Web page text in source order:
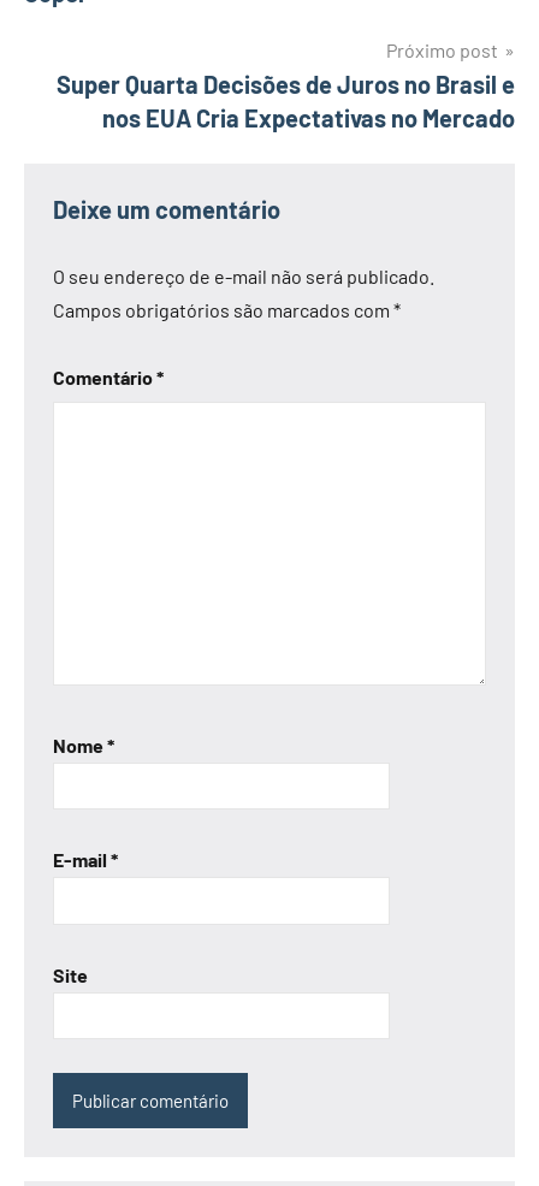
Próximo post
Super Quarta Decisões de Juros no Brasil e
nos EUA Cria Expectativas no Mercado
Deixe um comentário
O seu endereço de e-mail não será publicado.
Campos obrigatórios são marcados com *
Comentário*
Nome*
E-mail *
Site